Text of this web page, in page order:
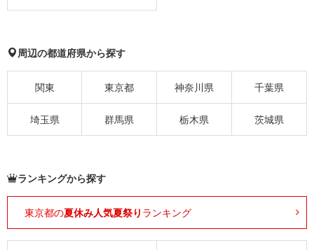
周辺の都道府県から探す
関東 東京都 神奈川県 千葉県
埼玉県 群馬県 栃木県 茨城県
ランキングから探す
東京都の夏休み人気夏祭り ランキング